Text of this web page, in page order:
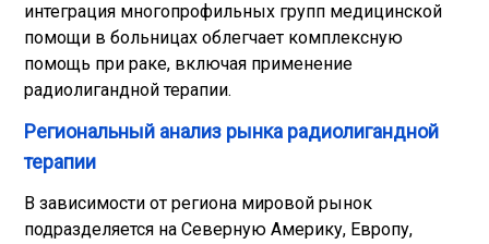
интеграция многопрофильных групп медицинской
помощи в больницах облегчает комплексную
помощь при раке, включая применение
радиолигандной терапии.
Региональный анализ рынка радиолигандной
терапии
В зависимости от региона мировой рынок
подразделяется на Северную Америку, Европу,